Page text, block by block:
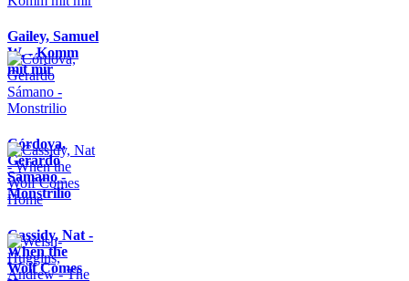
Gailey, Samuel
W. - Komm
mit mir
Córdova,
Gerardo
Sámano -
Monstrilio
Cassidy, Nat -
When the
Wolf Comes